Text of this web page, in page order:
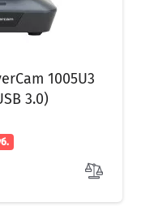
1005U3
3.0)